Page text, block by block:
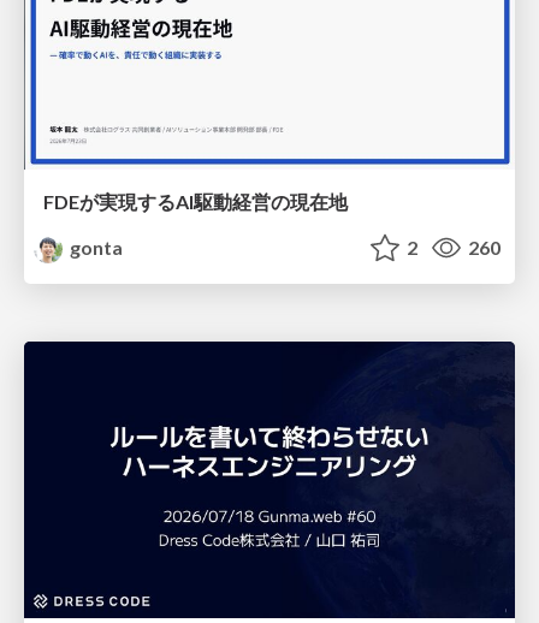
FDEが実現するAI駆動経営の現在地
gonta
2 260